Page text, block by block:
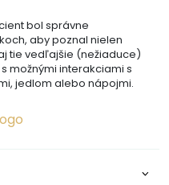
bol správne
aby poznal nielen
tie vedľajšie (nežiaduce)
možnými interakciami s
jedlom alebo nápojmi.